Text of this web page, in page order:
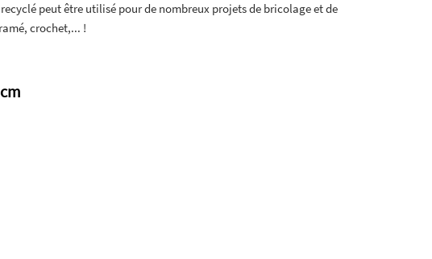
recyclé peut être utilisé pour de nombreux projets de bricolage et de
crochet,... !